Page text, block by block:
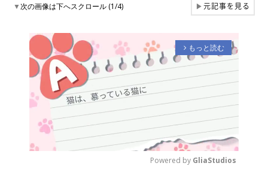
▼次の画像は下へスクロール (1/4) ▶元記事を見る
arrow_forward_ios もっと読む
Powered by GliaStudios